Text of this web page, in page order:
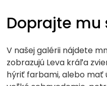
Doprajte mu
V našej galérii nájdete
zobrazujú Leva kráľa
hýriť farbami, alebo mať